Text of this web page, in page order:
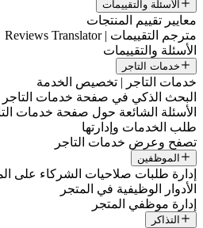
الأسئلة والتقييمات
معايير تقييم المنتجات
مترجم التقييمات | Reviews Translator
الأسئلة والتقييمات
خدمات التاجر
خدمات التاجر | تخصيص الخدمة
البحث الذكي في صفحة خدمات التاجر
الأسئلة الشائعة حول صفحة خدمات
طلب الخدمات وإدارتها
تصفح وعرض خدمات التاجر
الموظفين
إدارة طلبات صلاحيات الشركاء على
الأدوار الوظيفية في المتجر
إدارة موظفي المتجر
التذاكر